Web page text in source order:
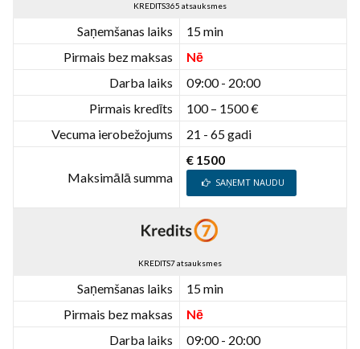
KREDITS365 atsauksmes
Saņemšanas laiks
15 min
Pirmais bez maksas
Nē
Darba laiks
09:00 - 20:00
Pirmais kredīts
100 – 1500 €
Vecuma ierobežojums
21 - 65 gadi
Maksimālā summa
€ 1500
SAŅEMT NAUDU
KREDITS7 atsauksmes
Saņemšanas laiks
15 min
Pirmais bez maksas
Nē
Darba laiks
09:00 - 20:00